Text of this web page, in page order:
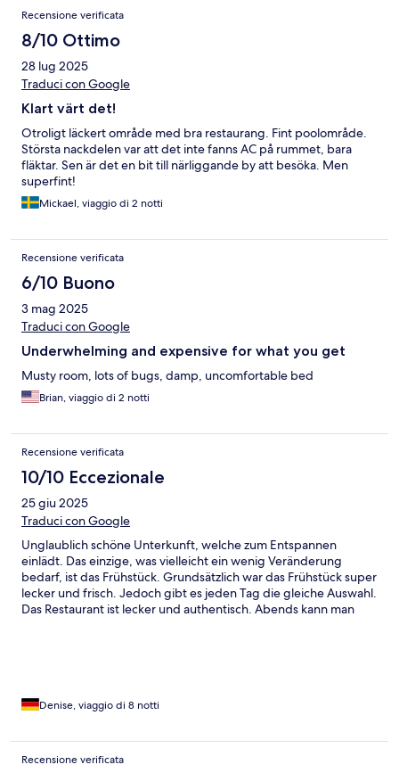
Recensione verificata
8/10 Ottimo
28 lug 2025
Traduci con Google
Klart värt det!
Otroligt läckert område med bra restaurang. Fint poolområde.
Största nackdelen var att det inte fanns AC på rummet, bara
fläktar. Sen är det en bit till närliggande by att besöka. Men
superfint!
Mickael, viaggio di 2 notti
Recensione verificata
6/10 Buono
3 mag 2025
Traduci con Google
Underwhelming and expensive for what you get
Musty room, lots of bugs, damp, uncomfortable bed
Brian, viaggio di 2 notti
Recensione verificata
10/10 Eccezionale
25 giu 2025
Traduci con Google
Unglaublich schöne Unterkunft, welche zum Entspannen
einlädt. Das einzige, was vielleicht ein wenig Veränderung
bedarf, ist das Frühstück. Grundsätzlich war das Frühstück super
lecker und frisch. Jedoch gibt es jeden Tag die gleiche Auswahl.
Das Restaurant ist lecker und authentisch. Abends kann man
Denise, viaggio di 8 notti
Recensione verificata